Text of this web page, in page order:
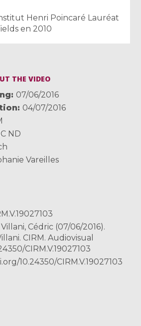
Henri Poincaré Lauréat
en 2010
THE VIDEO
07/06/2016
04/07/2016
ND
Vareilles
Villani, Cédric (07/06/2016).
CIRM. Audiovisual
CIRM.V.19027103
10.24350/CIRM.V.19027103